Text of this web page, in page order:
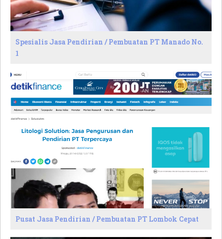
Spesialis Jasa Pendirian / Pembuatan PT Manado No.
1
Pusat Jasa Pendirian / Pembuatan PT Lombok Cepat